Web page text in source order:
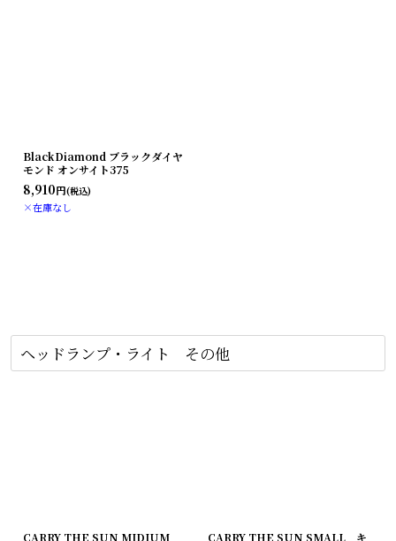
BlackDiamond ブラックダイヤ
モンド オンサイト375
8,910円(税込)
×在庫なし
ヘッドランプ・ライト その他
CARRY THE SUN MIDIUM
CARRY THE SUN SMALL キ